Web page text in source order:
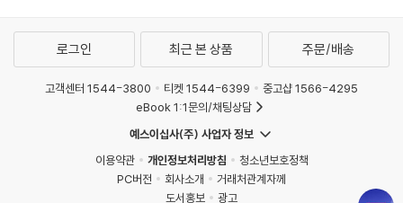
이동진 평론가는 예소연의 최근작들이 “작가의 문학적 현재와 개인의
회적, 국가적 맥락 속에 위치”함을 선명히 드러내는 순간들에 감동받았다
을 것이다. 문단의 대세로 떠오른 젊은 작가 예소연이 앞으로 써 나갈 시
대-세대적 징후로서의 소설들이 한층 더 기대된다.
로그인 최근 본 상품 주문/배송
고객센터 1544-3800 티켓 1544-6399
중고샵 1566-4295
eBook 1:1문의/채팅상담
예스이십사(주) 사업자 정보
이용약관
개인정보처리방침
청소년보호정책
PC버전
회사소개
거래처관계자께
도서홍보
광고